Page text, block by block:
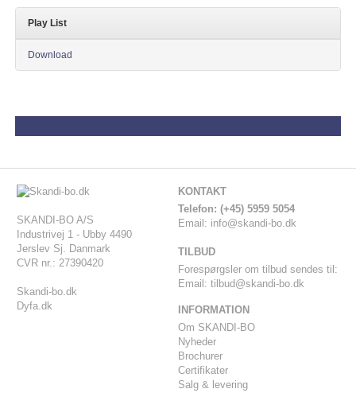
Play List
Download
SKANDI-BO A/S
Industrivej 1 - Ubby 4490
Jerslev Sj. Danmark
CVR nr.: 27390420
Skandi-bo.dk
Dyfa.dk
KONTAKT
Telefon: (+45) 5959 5054
Email: info@skandi-bo.dk
TILBUD
Forespørgsler om tilbud sendes til:
Email: tilbud@skandi-bo.dk
INFORMATION
Om SKANDI-BO
Nyheder
Brochurer
Certifikater
Salg & levering